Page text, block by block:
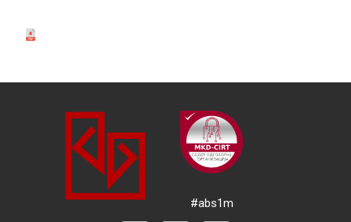
#abs1m